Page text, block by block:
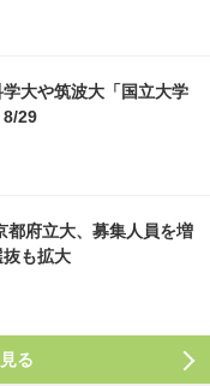
学大や筑波大「国立大学
8/29
都府立大、募集人員を増
も拡大
る